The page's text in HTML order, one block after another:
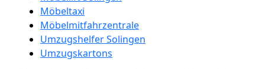
Möbeltaxi
Möbelmitfahrzentrale
Umzugshelfer Solingen
Umzugskartons